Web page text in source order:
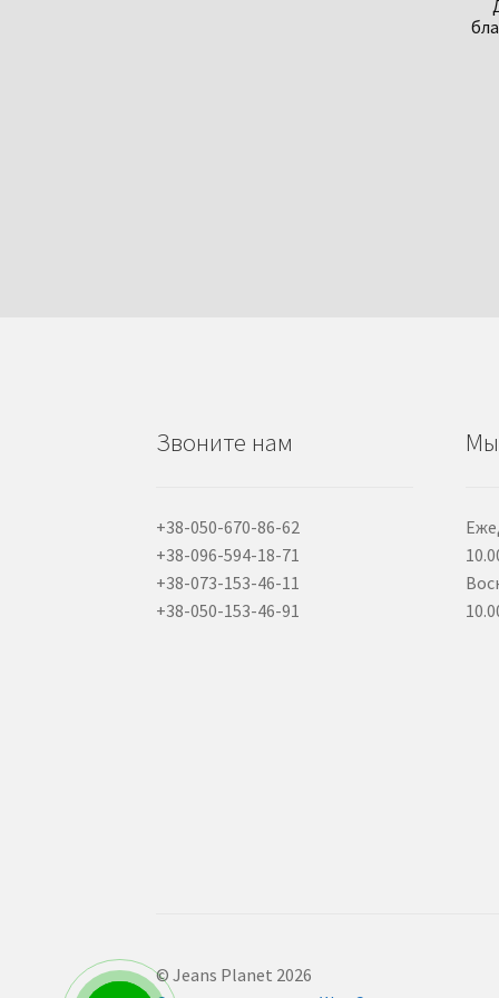
Звоните нам
+38-050-670-86-62
+38-096-594-18-71
+38-073-153-46-11
+38-050-153-46-91
© Jeans Planet 2026